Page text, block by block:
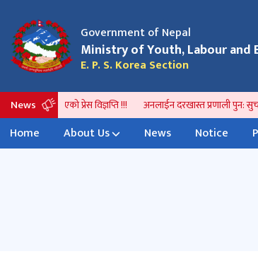
Government of Nepal
Ministry of Youth, Labour and
E. P. S. Korea Section
आवेदन प्रकृया हाललाई स्थगित गरिएको सम्बन्धमा ।
Newsजारी भएको प्रेस विज्ञप्ति !!! अनलाईन दरखास्त प्रणाली पुन:
Home
About Us News Notice